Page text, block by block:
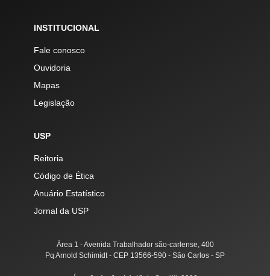
INSTITUCIONAL
Fale conosco
Ouvidoria
Mapas
Legislação
USP
Reitoria
Código de Ética
Anuário Estatístico
Jornal da USP
Área 1 - Avenida Trabalhador são-carlense, 400
Pq Arnold Schimidt - CEP 13566-590 - São Carlos - SP